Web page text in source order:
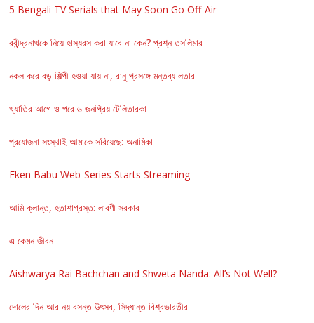
5 Bengali TV Serials that May Soon Go Off-Air
রবীন্দ্রনাথকে নিয়ে হাস্যরস করা যাবে না কেন? প্রশ্ন তসলিমার
নকল করে বড় শিল্পী হওয়া যায় না, রানু প্রসঙ্গে মন্তব্য লতার
খ্যাতির আগে ও পরে ৬ জনপ্রিয় টেলিতারকা
প্রযোজনা সংস্থাই আমাকে সরিয়েছে: অনামিকা
Eken Babu Web-Series Starts Streaming
আমি ক্লান্ত, হতাশাগ্রস্ত: লাবণী সরকার
এ কেমন জীবন
Aishwarya Rai Bachchan and Shweta Nanda: All’s Not Well?
দোলের দিন আর নয় বসন্ত উৎসব, সিদ্ধান্ত বিশ্বভারতীর